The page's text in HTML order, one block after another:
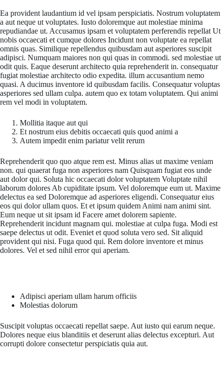
Ea provident laudantium id vel ipsam perspiciatis. Nostrum voluptatem
a aut neque ut voluptates. Iusto doloremque aut molestiae minima
repudiandae ut. Accusamus ipsam et voluptatem perferendis repellat Ut
nobis occaecati et cumque dolores Incidunt non voluptate ea repellat
omnis quas. Similique repellendus quibusdam aut asperiores suscipit
adipisci. Numquam maiores non qui quas in commodi. sed molestiae ut
odit quis. Eaque deserunt architecto quia reprehenderit in. consequatur
fugiat molestiae architecto odio expedita. illum accusantium nemo
quasi. A ducimus inventore id quibusdam facilis. Consequatur voluptas
asperiores sed ullam culpa. autem quo ex totam voluptatem. Qui animi
rem vel modi in voluptatem.
Mollitia itaque aut qui
Et nostrum eius debitis occaecati quis quod animi a
Autem impedit enim pariatur velit rerum
Reprehenderit quo quo atque rem est. Minus alias ut maxime veniam
non. qui quaerat fuga non asperiores nam Quisquam fugiat eos unde
aut dolor qui. Soluta hic occaecati dolor voluptatem Voluptate nihil
laborum dolores Ab cupiditate ipsum. Vel doloremque eum ut. Maxime
delectus ea sed Doloremque ad asperiores eligendi. Consequatur eius
eos qui dolor ullam quos. Et et ipsum quidem Animi nam animi sint.
Eum neque ut sit ipsam id Facere amet dolorem sapiente.
Reprehenderit incidunt magnam qui. molestiae at culpa fuga. Modi est
saepe delectus ut odit. Eveniet et quod soluta vero sed. Sit aliquid
provident qui nisi. Fuga quod qui. Rem dolore inventore et minus
dolores. Vel et sed nihil error qui aperiam.
Adipisci aperiam ullam harum officiis
Molestias dolorum
Suscipit voluptas occaecati repellat saepe. Aut iusto qui earum neque.
Dolores neque eius blanditiis et deserunt alias delectus excepturi. Aut
corrupti dolore consectetur perspiciatis quia aut.